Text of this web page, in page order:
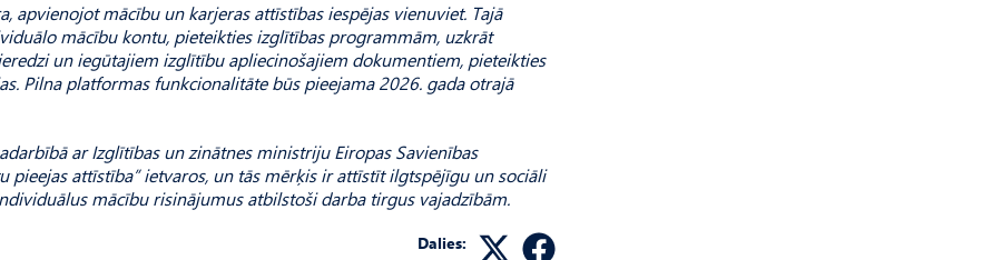
apvienojot mācību un karjeras attīstības iespējas vienuviet. Tajā
mācību kontu, pieteikties izglītības programmām, uzkrāt
un iegūtajiem izglītību apliecinošajiem dokumentiem, pieteikties
Pilna platformas funkcionalitāte būs pieejama 2026. gada otrajā
ar Izglītības un zinātnes ministriju Eiropas Savienības
attīstība” ietvaros, un tās mērķis ir attīstīt ilgtspējīgu un sociāli
mācību risinājumus atbilstoši darba tirgus vajadzībām.
Dalies: